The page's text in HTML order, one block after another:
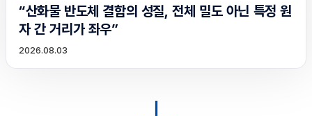
“산화물 반도체 결함의 성질, 전체 밀도 아닌 특정 원
자 간 거리가 좌우”
2026.08.03